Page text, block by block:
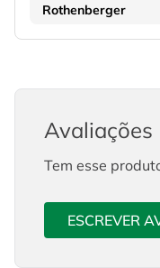
Rothenberger
Avaliações
Tem esse
ESCREVER